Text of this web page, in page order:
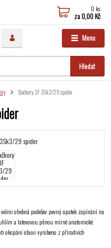
Menu
Hledat
0 ks
za0,00 Kč
Bačkory 3F 3Sk3/29 spider
ohebná podešev pevný opatek zapínání na
a latexovou pěnou mírné anatomické
okopání obuvi vyrobeno z přírodních